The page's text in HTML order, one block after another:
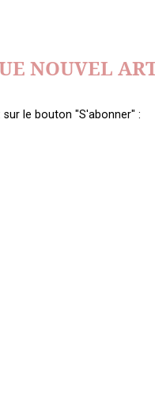
NOUVEL
le bouton "S'abonner" :